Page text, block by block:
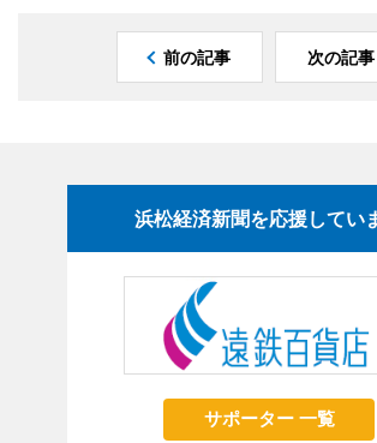
前の記事 次の記事
浜松経済新聞を応援してい
サポーター 一覧